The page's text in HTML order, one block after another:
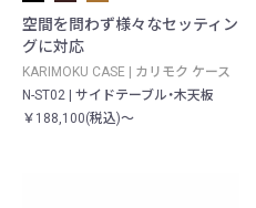
空間を問わず様々なセッティン
グに対応
KARIMOKU CASE | カリモク ケース
N-ST02 | サイドテーブル・木天板
￥188,100(税込)～